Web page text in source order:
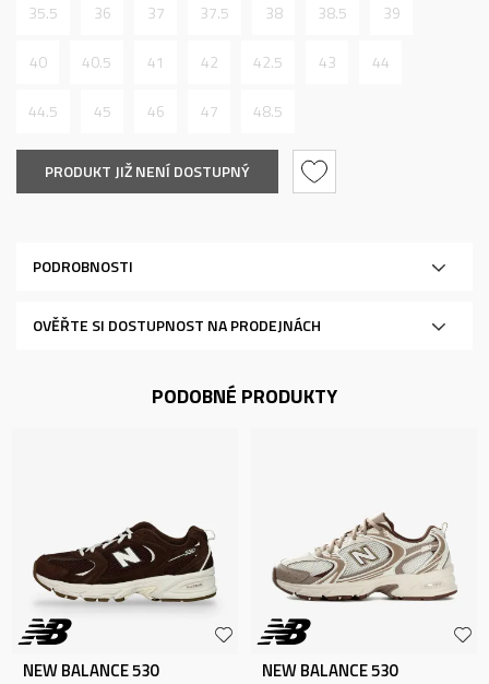
35.5 36 37 37.5 38 38.5 39
40 40.5 41 42 42.5 43 44
44.5 45 46 47 48.5
PRODUKT JIŽ NENÍ DOSTUPNÝ
PODROBNOSTI
OVĚŘTE SI DOSTUPNOST NA PRODEJNÁCH
PODOBNÉ PRODUKTY
NEW BALANCE 530 NEW BALANCE 530